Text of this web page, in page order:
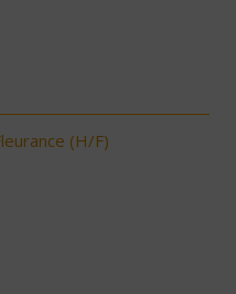
(H/F)